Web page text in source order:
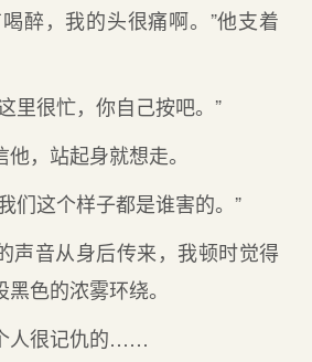
，我的头很痛啊。”他支着
很忙，你自己按吧。”
，站起身就想走。
这个样子都是谁害的。”
音从身后传来，我顿时觉得
色的浓雾环绕。
很记仇的……